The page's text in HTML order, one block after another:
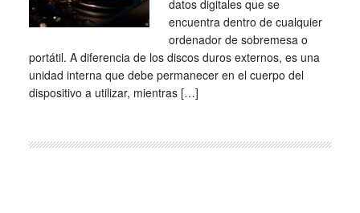
datos digitales que se
encuentra dentro de cualquier
ordenador de sobremesa o
portátil. A diferencia de los discos duros externos, es una
unidad interna que debe permanecer en el cuerpo del
dispositivo a utilizar, mientras […]